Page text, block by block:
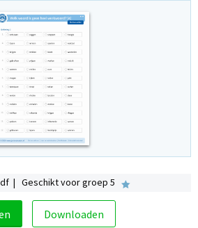
| Geschikt voor groep 5
Downloaden